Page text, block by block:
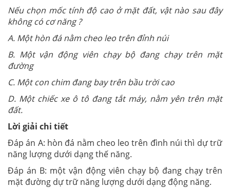
Nếu chọn mốc tính độ cao ở mặt đất, vật nào sau đây
không có cơ năng ?
A. Một hòn đá nằm cheo leo trên đỉnh núi
B. Một vận động viên chạy bộ đang chạy trên mặt
đường
C. Một con chim đang bay trên bầu trời cao
D. Một chiếc xe ô tô đang tắt máy, nằm yên trên mặt
đất.
Lời giải chi tiết
Đáp án A: hòn đá nằm cheo leo trên đình núi thì dự trữ
năng lượng dưới dạng thế năng.
Đáp án B: một vận động viên chạy bộ đang chạy trên
mặt đường dự trữ năng lượng dưới dạng động năng.